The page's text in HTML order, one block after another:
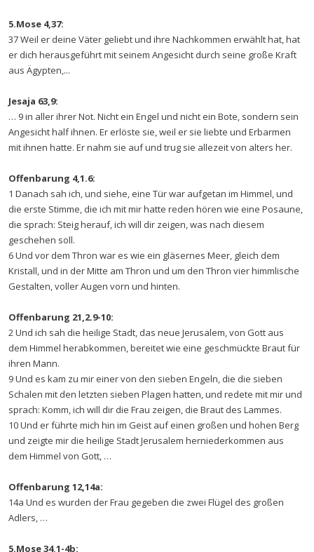
5.Mose 4,37:
37 Weil er deine Väter geliebt und ihre Nachkommen erwählt hat, hat
er dich herausgeführt mit seinem Angesicht durch seine große Kraft
aus Ägypten,...
Jesaja 63,9:
… 9 in aller ihrer Not. Nicht ein Engel und nicht ein Bote, sondern sein
Angesicht half ihnen. Er erlöste sie, weil er sie liebte und Erbarmen
mit ihnen hatte. Er nahm sie auf und trug sie allezeit von alters her.
Offenbarung 4,1.6:
1 Danach sah ich, und siehe, eine Tür war aufgetan im Himmel, und
die erste Stimme, die ich mit mir hatte reden hören wie eine Posaune,
die sprach: Steig herauf, ich will dir zeigen, was nach diesem
geschehen soll.
6 Und vor dem Thron war es wie ein gläsernes Meer, gleich dem
Kristall, und in der Mitte am Thron und um den Thron vier himmlische
Gestalten, voller Augen vorn und hinten.
Offenbarung 21,2.9-10:
2 Und ich sah die heilige Stadt, das neue Jerusalem, von Gott aus
dem Himmel herabkommen, bereitet wie eine geschmückte Braut für
ihren Mann.
9 Und es kam zu mir einer von den sieben Engeln, die die sieben
Schalen mit den letzten sieben Plagen hatten, und redete mit mir und
sprach: Komm, ich will dir die Frau zeigen, die Braut des Lammes.
10 Und er führte mich hin im Geist auf einen großen und hohen Berg
und zeigte mir die heilige Stadt Jerusalem herniederkommen aus
dem Himmel von Gott, …
Offenbarung 12,14a:
14a Und es wurden der Frau gegeben die zwei Flügel des großen
Adlers, …
5.Mose 34,1-4b: